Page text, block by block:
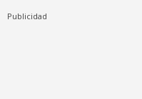
Publicidad